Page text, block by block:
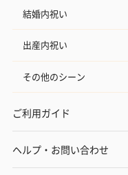
結婚内祝い
出産内祝い
その他のシーン
ご利用ガイド
ヘルプ・お問い合わせ